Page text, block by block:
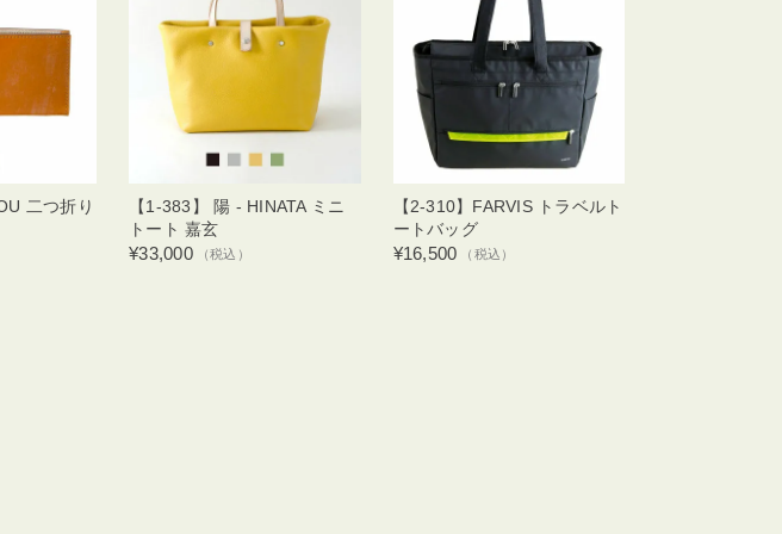
二つ折り
【1-383】 陽 - HINATA ミニ
トート 嘉玄
¥33,000 （税込）
【2-310】FARVIS トラベルト
ートバッグ
¥16,500 （税込）